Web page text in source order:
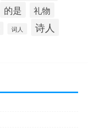
的是
礼物
词人 诗人